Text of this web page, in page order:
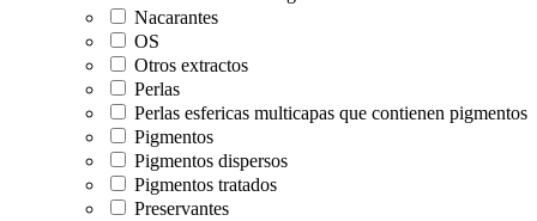
Nacarantes
OS
Otros extractos
Perlas
Perlas esfericas multicapas que contienen pigmentos
Pigmentos
Pigmentos dispersos
Pigmentos tratados
Preservantes